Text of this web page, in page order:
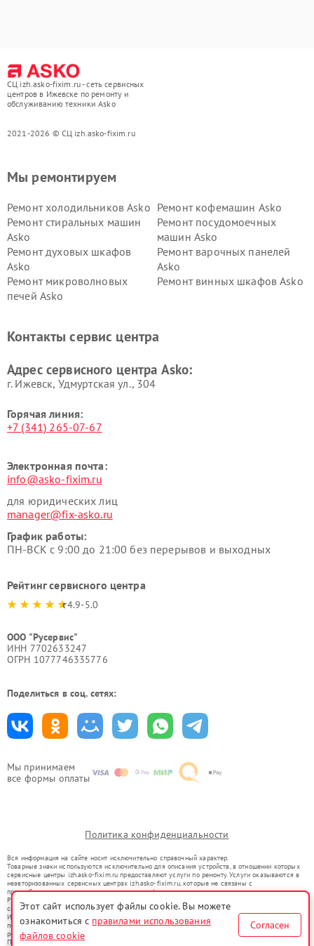
СЦ izh.asko-fixim.ru - сеть сервисных
центров в Ижевске по ремонту и
обслуживанию техники Asko
2021-2026 © СЦ izh.asko-fixim.ru
Мы принимаем
все формы оплаты
Мы ремонтируем
Ремонт холодильников Asko Ремонт кофемашин Asko
Ремонт стиральных машин
Asko
Ремонт посудомоечных
машин Asko
Ремонт духовых шкафов
Asko
Ремонт варочных панелей
Asko
Ремонт микроволновых
печей Asko
Ремонт винных шкафов Asko
Ремонт подогревателей
Ремонт промышленных
Asko
Контакты сервис центра
Адрес сервисного центра Asko:
г. Ижевск, Удмуртская ул., 304
Горячая линия:
+7 (341) 265-07-67
Электронная почта:
info@asko-fixim.ru
для юридических лиц
manager@fix-asko.ru
График работы:
ПН-ВСК с 9:00 до 21:00 без перерывов и выходных
Рейтинг сервисного центра
4.9-5.0
ООО "Русервис"
ИНН 7702633247
ОГРН 1077746335776
Поделиться в соц. сетях:
Политика конфиденциальности
Вся информация на сайте носит исключительно справочный характер.
Товарные знаки используются исключительно для описания устройств, в отношении которых
сервисные центры izh.asko-fixim.ru предоставляют услуги по ремонту. Услуги оказываются в
неавторизованных сервисных центрах izh.asko-fixim.ru, которые не связаны с
правообладателями товарных знаков или их официальными представителями.
Ремонт осуществляется для устройств, уже введенных в гражданский оборот в соответствии
со статьей 1487 ГК РФ.
Использование товарных знаков не преследует цели индивидуализации услуг или введения
потребителей в заблуждение, а служит для информирования о предоставляемых услугах по
ремонту техники указанных брендов.
Представленная на сайте информация не является публичной офертой, определяемой
Этот сайт использует файлы cookie. Вы можете
ознакомиться с правилами использования
файлов cookie
Согласен